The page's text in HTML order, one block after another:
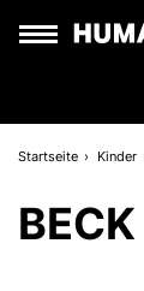
Startseite Kinder
BECK